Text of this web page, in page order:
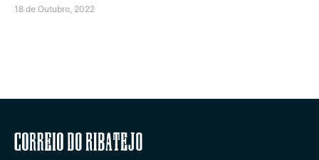
18 de Outubro, 2022
Correio do Ribatejo